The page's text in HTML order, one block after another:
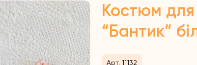
Костюм
“Бантик”
Арт. 11132